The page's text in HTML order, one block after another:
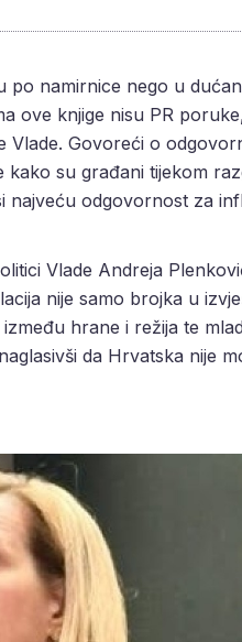
po namirnice nego u
ove knjige nisu PR
Vlade. Govoreći o
su građani tijekom
najveću odgovornost za
Vlade Andreja
nije samo brojka u
hrane i režija te
da Hrvatska nije